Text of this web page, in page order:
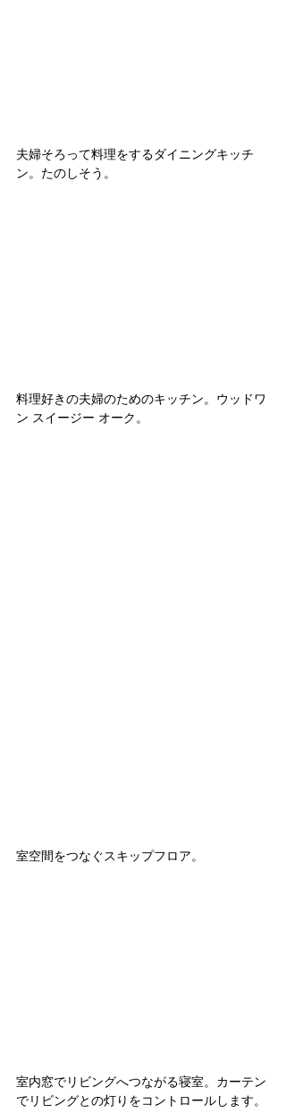
夫婦そろって料理をするダイニングキッチ
ン。たのしそう。
料理好きの夫婦のためのキッチン。ウッドワ
ン スイージー オーク。
室空間をつなぐスキップフロア。
室内窓でリビングへつながる寝室。カーテン
でリビングとの灯りをコントロールします。